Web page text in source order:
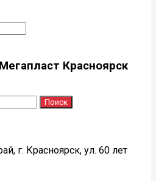
Красноярск
Поиск
г. Красноярск, ул. 60 лет